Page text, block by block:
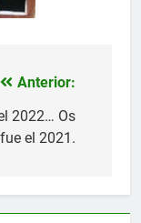
Anterior:
2022… Os
el 2021.